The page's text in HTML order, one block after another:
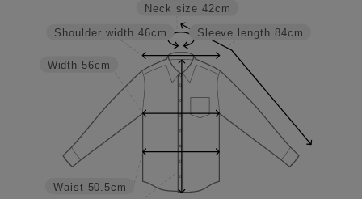
Sleeve length 84cm
Neck size 42cm
Waist 50.5cm
Width 56cm
Shoulder width 46cm